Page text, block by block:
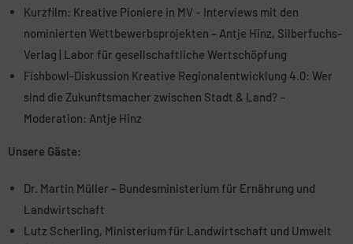
Kurzfilm: Kreative Pioniere in MV – Interviews mit den
nominierten Wettbewerbsprojekten – Antje Hinz, Silberfuchs-
Verlag | Labor für gesellschaftliche Wertschöpfung
Fishbowl-Diskussion Kreative Regionalentwicklung 4.0: Wer
sind die Zukunftsmacher zwischen Stadt & Land? –
Moderation: Antje Hinz
Unsere Gäste:
Dr. Martin Müller – Bundesministerium für Ernährung und
Landwirtschaft
Lutz Scherling, Ministerium für Landwirtschaft und Umwelt